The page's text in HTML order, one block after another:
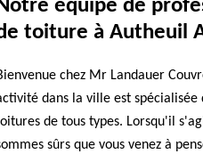
équipe de
toiture à Autheuil
chez Mr Landauer
dans la ville est
de tous types. Lorsqu'il
sûrs que vous venez à